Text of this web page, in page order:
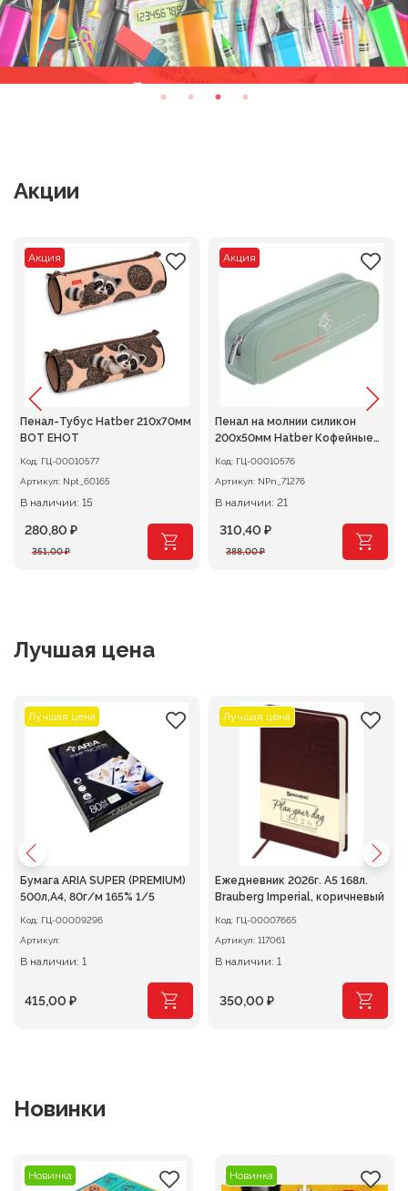
Акции
Акция
Пенал-Тубус Hatber 210х70мм
ВОТ ЕНОТ
Код: ГЦ-00010577
Артикул: Npt_60165
В наличии: 15
351,00₽
Первоначальная
280,80 ₽
Текущая
Акция
Пенал на молнии силикон
200х50мм Hatber Кофейные
Код: ГЦ-00010576
Артикул: NPn_71276
В наличии: 21
388,00₽
Первоначальная
310,40 ₽
Текущая
Лучшая цена
Лучшая цена
Бумага ARIA SUPER (PREMIUM)
500л,A4, 80г/м 165% 1/5
Код: ГЦ-00009296
Артикул:
В наличии: 1
415,00 ₽
Лучшая цена
Ежедневник 2026г. А5 168л.
Brauberg Imperial, коричневый
Код: ГЦ-00007665
Артикул: 117061
В наличии: 1
350,00 ₽
Новинки
Новинка Новинка